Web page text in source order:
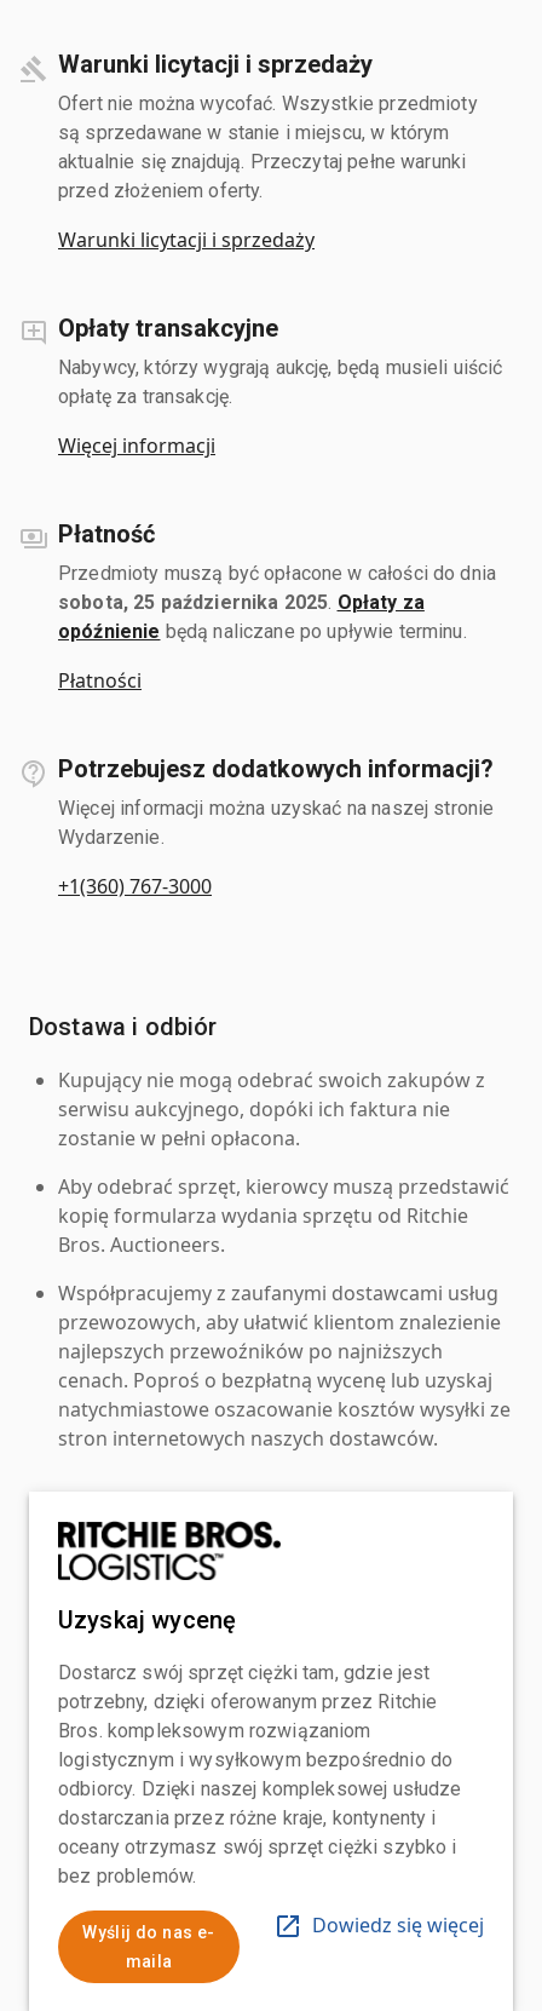
Warunki licytacji i sprzedaży
Ofert nie można wycofać. Wszystkie przedmioty
są sprzedawane w stanie i miejscu, w którym
aktualnie się znajdują. Przeczytaj pełne warunki
przed złożeniem oferty.
Warunki licytacji i sprzedaży
Opłaty transakcyjne
Nabywcy, którzy wygrają aukcję, będą musieli uiścić
opłatę za transakcję.
Więcej informacji
Płatność
Przedmioty muszą być opłacone w całości do dnia
sobota, 25 października 2025 Opłaty za
opóźnienie będą naliczane po upływie terminu.
Płatności
Potrzebujesz dodatkowych informacji?
Więcej informacji można uzyskać na naszej stronie
Wydarzenie.
+1(360) 767-3000
Dostawa i odbiór
Kupujący nie mogą odebrać swoich zakupów z
serwisu aukcyjnego, dopóki ich faktura nie
zostanie w pełni opłacona.
Aby odebrać sprzęt, kierowcy muszą przedstawić
kopię formularza wydania sprzętu od Ritchie
Bros. Auctioneers.
Współpracujemy z zaufanymi dostawcami usług
przewozowych, aby ułatwić klientom znalezienie
najlepszych przewoźników po najniższych
cenach. Poproś o bezpłatną wycenę lub uzyskaj
natychmiastowe oszacowanie kosztów wysyłki ze
stron internetowych naszych dostawców.
Uzyskaj wycenę
Dostarcz swój sprzęt ciężki tam, gdzie jest
potrzebny, dzięki oferowanym przez Ritchie
Bros. kompleksowym rozwiązaniom
logistycznym i wysyłkowym bezpośrednio do
odbiorcy. Dzięki naszej kompleksowej usłudze
dostarczania przez różne kraje, kontynenty i
oceany otrzymasz swój sprzęt ciężki szybko i
bez problemów.
Wyślij do nas e-
maila
Dowiedz się więcej